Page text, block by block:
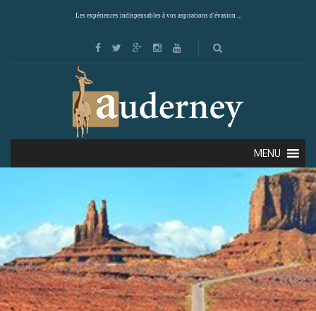
Les expériences indispensables à vos aspirations d'évasion ...
MENU